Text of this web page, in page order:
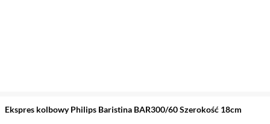
Ekspres kolbowy Philips Baristina BAR300/60 Szerokość 18cm